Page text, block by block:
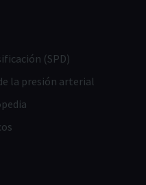
(SPD)
la presión arterial